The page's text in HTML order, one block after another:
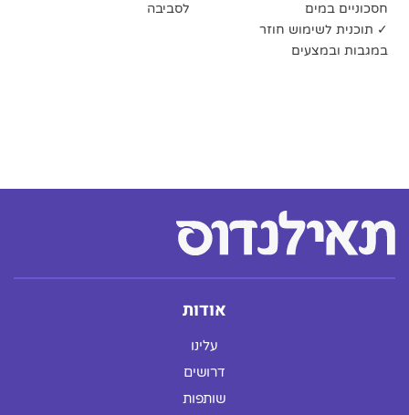
חסכוניים במים
✓ תוכנית לשימוש חוזר
במגבות ובמצעים
לסביבה
אודות
עלינו
דרושים
שותפות